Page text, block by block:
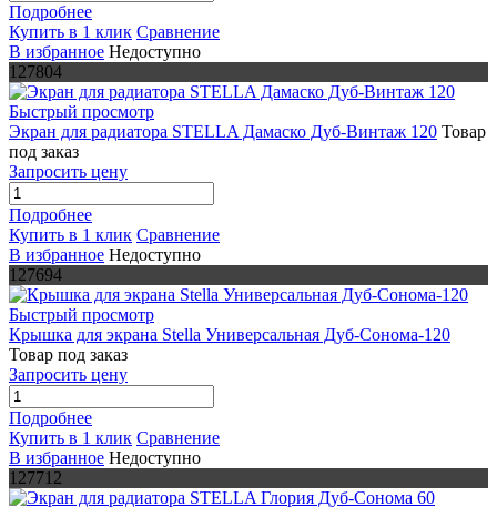
Подробнее
Купить в 1 клик Сравнение
В избранное Недоступно
127804
Быстрый просмотр
Экран для радиатора STELLA Дамаско Дуб-Винтаж 120 Товар
под заказ
Запросить цену
Подробнее
Купить в 1 клик Сравнение
В избранное Недоступно
127694
Быстрый просмотр
Крышка для экрана Stella Универсальная Дуб-Сонома-120
Товар под заказ
Запросить цену
Подробнее
Купить в 1 клик Сравнение
В избранное Недоступно
127712